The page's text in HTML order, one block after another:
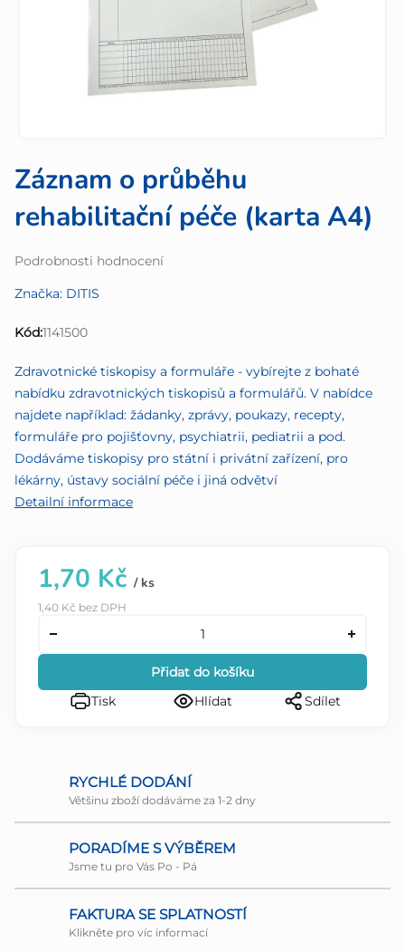
Záznam o průběhu
rehabilitační péče (karta A4)
Průměrné
produktu
0,0
Podrobnosti hodnocení
Značka: DITIS
Kód:1141500
Zdravotnické tiskopisy a formuláře - vybírejte z bohaté
nabídku zdravotnických tiskopisů a formulářů. V nabídce
najdete například: žádanky, zprávy, poukazy, recepty,
formuláře pro pojišťovny, psychiatrii, pediatrii a pod.
Dodáváme tiskopisy pro státní i privátní zařízení, pro
lékárny, ústavy sociální péče i jiná odvětví
Detailní informace
1,70 Kč / ks
1,40 Kč bez DPH
Přidat do košíku
Tisk
Hlídat Sdílet
RYCHLÉ DODÁNÍ
Většinu zboží dodáváme za 1-2 dny
PORADÍME S VÝBĚREM
Jsme tu pro Vás Po - Pá
FAKTURA SE SPLATNOSTÍ
Klikněte pro víc informací